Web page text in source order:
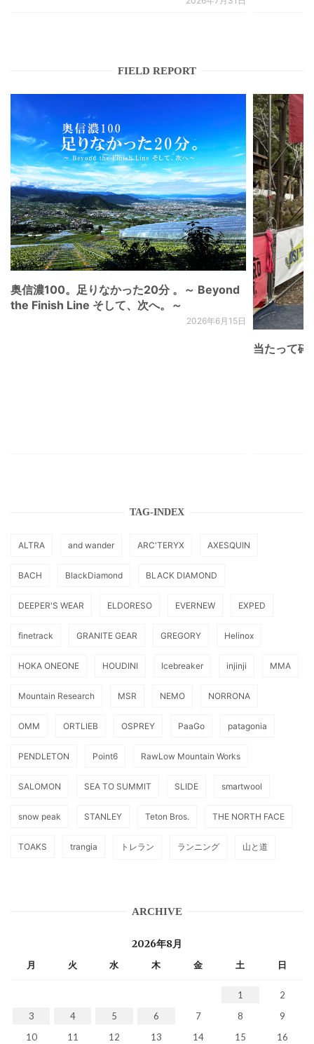
FIELD REPORT
奥信濃100。足りなかった20分 。～ Beyond
the Finish Line そして、次へ。～
2026年6月15日
当たって砕
TAG-INDEX
ALTRA and wander ARC'TERYX AXESQUIN
BACH BlackDiamond BLACK DIAMOND
DEEPER'S WEAR ELDORESO EVERNEW EXPED
finetrack GRANITE GEAR GREGORY Helinox
HOKA ONEONE HOUDINI Icebreaker injinji MMA
Mountain Research MSR NEMO NORRONA
OMM ORTLIEB OSPREY PaaGo patagonia
PENDLETON Point6 RawLow Mountain Works
SALOMON SEA TO SUMMIT SLIDE smartwool
snow peak STANLEY Teton Bros. THE NORTH FACE
TOAKS trangia トレラン ランニング 山と道
ARCHIVE
2026年8月
月 火 水 木 金 土 日
1
2
3
4 5 6 7 8
9
10
11 12 13 14 15
16